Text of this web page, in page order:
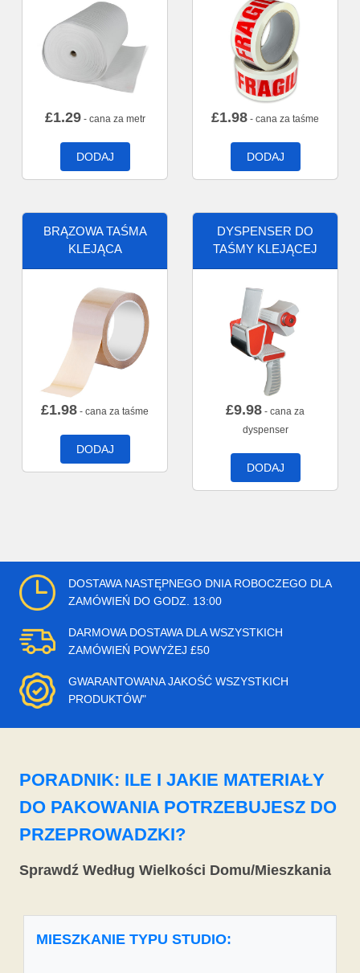
£1.29- cana za metr
DODAJ
£1.98 - cana za taśme
DODAJ
BRĄZOWA TAŚMA
KLEJĄCA
£1.98 - cana za taśme
DODAJ
DYSPENSER DO
TAŚMY KLEJĄCEJ
£9.98 - cana za
dyspenser
DODAJ
DOSTAWA NASTĘPNEGO DNIA ROBOCZEGO DLA
ZAMÓWIEŃ DO GODZ. 13:00
DARMOWA DOSTAWA DLA WSZYSTKICH
ZAMÓWIEŃ POWYŻEJ £50
GWARANTOWANA JAKOŚĆ WSZYSTKICH
PRODUKTÓW"
PORADNIK: ILE I JAKIE MATERIAŁY
DO PAKOWANIA POTRZEBUJESZ DO
PRZEPROWADZKI?
Sprawdź Według Wielkości Domu/Mieszkania
MIESZKANIE TYPU STUDIO: